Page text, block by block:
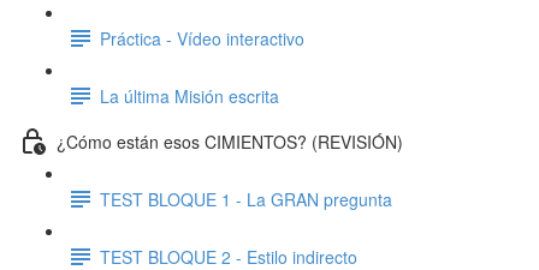
Práctica - Vídeo interactivo
La última Misión escrita
¿Cómo están esos CIMIENTOS? (REVISIÓN)
TEST BLOQUE 1 - La GRAN pregunta
TEST BLOQUE 2 - Estilo indirecto